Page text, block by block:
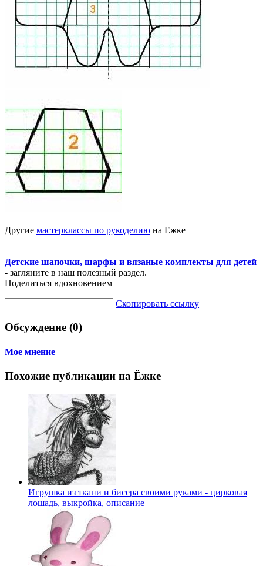
Другие мастерклассы по рукоделию на Ежке
Детские шапочки, шарфы и вязаные комплекты для детей
- загляните в наш полезный раздел.
Поделиться вдохновением
Скопировать ссылку
Обсуждение (0)
Мое мнение
Похожие публикации на Ёжке
Игрушка из ткани и бисера своими руками - цирковая
лошадь, выкройка, описание